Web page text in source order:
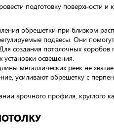
подготовку поверхности и
обрешетки при близком
подвесы. Они
создания потолочных
освещения.
металлических реек не
усиливают обрешетку с
арочного профиля, круглого